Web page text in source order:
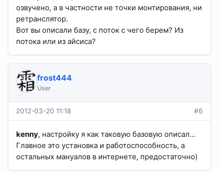
озвучено, а в частности не точки монтирования, ни
ретранслятор.
Вот вы описали базу, с поток с чего берем? Из
потока или из айсиса?
frost444
User
2012-03-20 11:18 #6
kenny, настройку я как таковую базовую описал...
Главное это установка и работоспособность, а
остальных мануалов в интернете, предостаточно)